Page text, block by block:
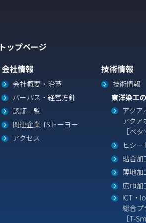
トップページ
会社情報
会社概要・沿革
パーパス・経営方針
認証一覧
関連企業 TSトーヨー
アクセス
技術情報
技術情報
東洋染工
アクア
アクア
［ベ
ヒシー
貼合加
薄地加
広巾加
ICT・
総合プ
［T-